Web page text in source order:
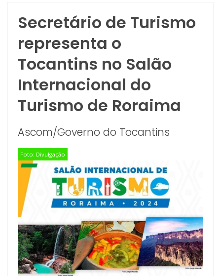
Secretário de Turismo
representa o
Tocantins no Salão
Internacional do
Turismo de Roraima
Ascom/Governo do Tocantins
Foto: Divulgação